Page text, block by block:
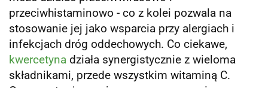
przeciwhistaminowo - co z kolei pozwala na
stosowanie jej jako wsparcia przy alergiach i
infekcjach dróg oddechowych. Co ciekawe,
kwercetyna działa synergistycznie z wieloma
składnikami, przede wszystkim witaminą C.